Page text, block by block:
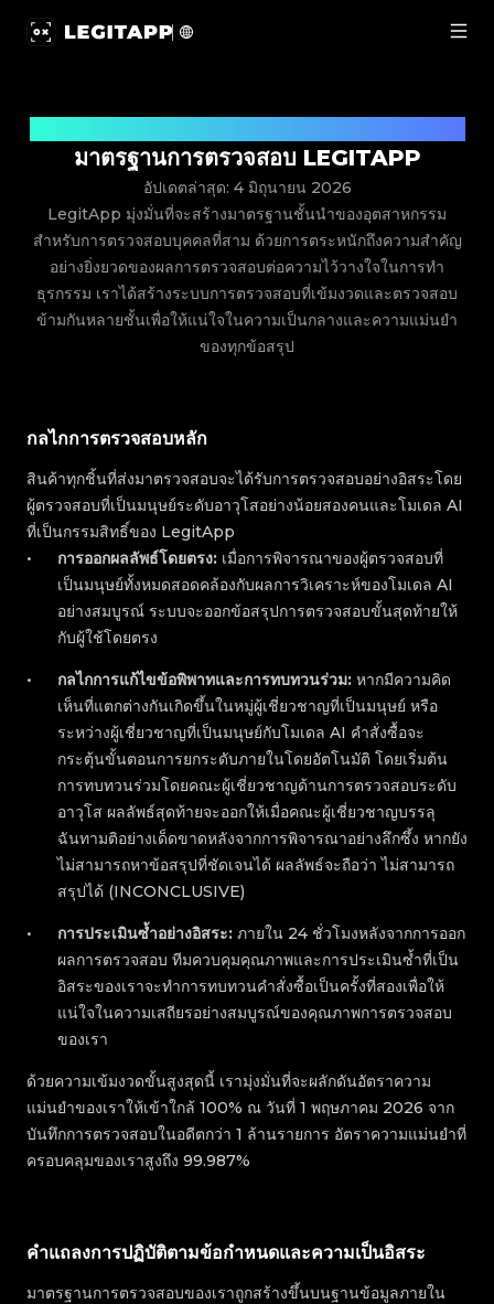
มาตรฐานการตรวจสอบ LEGITAPP
อัปเดตล่าสุด: 4 มิถุนายน 2026
LegitApp มุ่งมั่นที่จะสร้างมาตรฐานชั้นนำของอุตสาหกรรม
สำหรับการตรวจสอบบุคคลที่สาม ด้วยการตระหนักถึงความสำคัญ
อย่างยิ่งยวดของผลการตรวจสอบต่อความไว้วางใจในการทำ
ธุรกรรม เราได้สร้างระบบการตรวจสอบที่เข้มงวดและตรวจสอบ
ข้ามกันหลายชั้นเพื่อให้แน่ใจในความเป็นกลางและความแม่นยำ
ของทุกข้อสรุป
กลไกการตรวจสอบหลัก
สินค้าทุกชิ้นที่ส่งมาตรวจสอบจะได้รับการตรวจสอบอย่างอิสระโดย
ผู้ตรวจสอบที่เป็นมนุษย์ระดับอาวุโสอย่างน้อยสองคนและโมเดล AI
ที่เป็นกรรมสิทธิ์ของ LegitApp
การออกผลลัพธ์โดยตรง: เมื่อการพิจารณาของผู้ตรวจสอบที่
เป็นมนุษย์ทั้งหมดสอดคล้องกับผลการวิเคราะห์ของโมเดล AI
อย่างสมบูรณ์ ระบบจะออกข้อสรุปการตรวจสอบขั้นสุดท้ายให้
กับผู้ใช้โดยตรง
กลไกการแก้ไขข้อพิพาทและการทบทวนร่วม: หากมีความคิด
เห็นที่แตกต่างกันเกิดขึ้นในหมู่ผู้เชี่ยวชาญที่เป็นมนุษย์ หรือ
ระหว่างผู้เชี่ยวชาญที่เป็นมนุษย์กับโมเดล AI คำสั่งซื้อจะ
กระตุ้นขั้นตอนการยกระดับภายในโดยอัตโนมัติ โดยเริ่มต้น
การทบทวนร่วมโดยคณะผู้เชี่ยวชาญด้านการตรวจสอบระดับ
อาวุโส ผลลัพธ์สุดท้ายจะออกให้เมื่อคณะผู้เชี่ยวชาญบรรลุ
ฉันทามติอย่างเด็ดขาดหลังจากการพิจารณาอย่างลึกซึ้ง หากยัง
ไม่สามารถหาข้อสรุปที่ชัดเจนได้ ผลลัพธ์จะถือว่า ไม่สามารถ
สรุปได้ (INCONCLUSIVE)
การประเมินซ้ำอย่างอิสระ: ภายใน 24 ชั่วโมงหลังจากการออก
ผลการตรวจสอบ ทีมควบคุมคุณภาพและการประเมินซ้ำที่เป็น
อิสระของเราจะทำการทบทวนคำสั่งซื้อเป็นครั้งที่สองเพื่อให้
แน่ใจในความเสถียรอย่างสมบูรณ์ของคุณภาพการตรวจสอบ
ของเรา
ด้วยความเข้มงวดขั้นสูงสุดนี้ เรามุ่งมั่นที่จะผลักดันอัตราความ
แม่นยำของเราให้เข้าใกล้ 100% ณ วันที่ 1 พฤษภาคม 2026 จาก
บันทึกการตรวจสอบในอดีตกว่า 1 ล้านรายการ อัตราความแม่นยำที่
ครอบคลุมของเราสูงถึง 99.987%
คำแถลงการปฏิบัติตามข้อกำหนดและความเป็นอิสระ
มาตรฐานการตรวจสอบของเราถูกสร้างขึ้นบนฐานข้อมูลภายใน